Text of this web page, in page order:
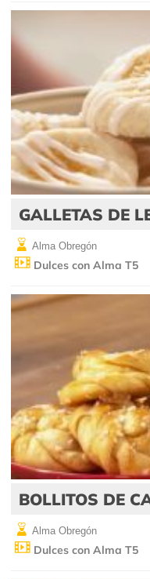
GALLETAS DE
Alma Obregón
Dulces con Alma T5
BOLLITOS DE
Alma Obregón
Dulces con Alma T5